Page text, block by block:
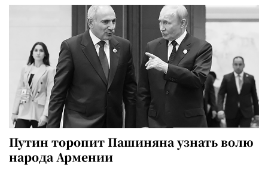
Путин торопит Пашиняна узнать волю
народа Армении